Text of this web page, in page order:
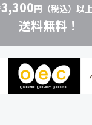
3,300円（税込）以
送料無料！